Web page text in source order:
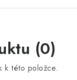
(0)
k této položce.